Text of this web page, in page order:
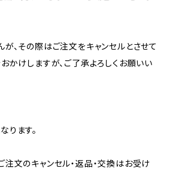
、その際はご注文をキャンセルとさせて
かけしますが、ご了承よろしくお願いい
ります。
注文のキャンセル・返品・交換はお受け